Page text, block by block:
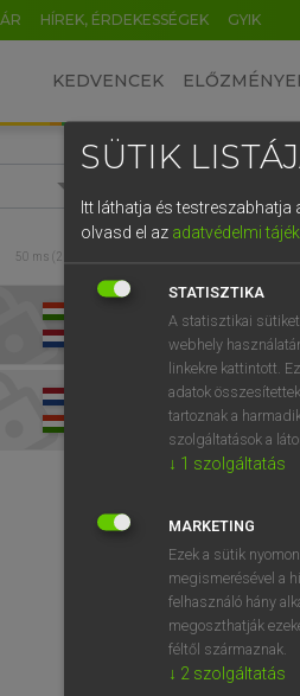
HÍREK, ÉRDEKESSÉGEK GYIK
KEDVENCEK
50 ms (2 db)
VAN
SÜTIK
Itt láthatja és
olvasd el az adatvédelmi
STATISZTIKA
A statisztikai sütiket
webhely
linkekre kattintott.
adatok
tartoznak a
szolgáltatások a
↓ 1 szolgáltatás
MARKETING
Ezek a sütik
megismerésével a
felhasználó hány
megoszthatják
féltől származnak.
↓ 2 szolgáltatás
EN HU DE CN FR
0 1 2
q w
a s
í y